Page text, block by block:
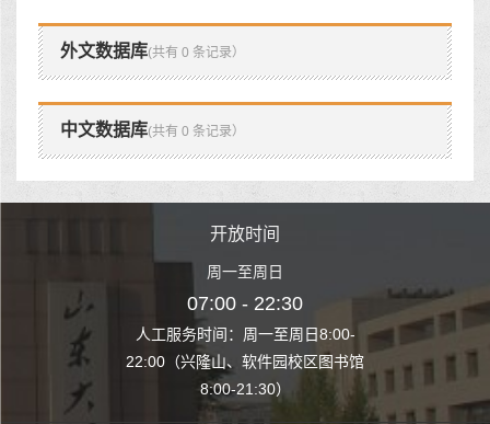
外文数据库(共有 0 条记录）
中文数据库(共有 0 条记录）
至周日8:00-
园校区图书馆
开放时间
周一至周日
07:00 - 22:30
人工服务时间：周一至周日8:00-
22:00（兴隆山、软件园校区图书馆
8:00-21:30）
人工服务时间
22:00（兴隆山